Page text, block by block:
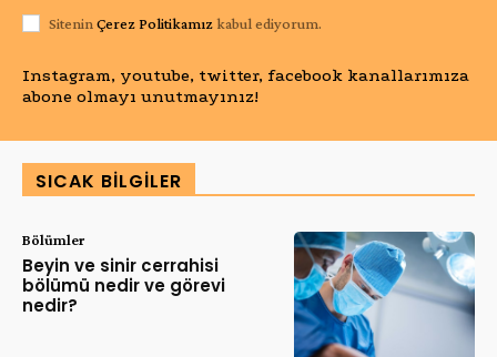
Sitenin Çerez Politikamızkabul ediyorum.
Instagram, youtube, twitter, facebook kanallarımıza
abone olmayı unutmayınız!
SICAK BILGILER
Bölümler
Beyin ve sinir cerrahisi
bölümü nedir ve görevi
nedir?